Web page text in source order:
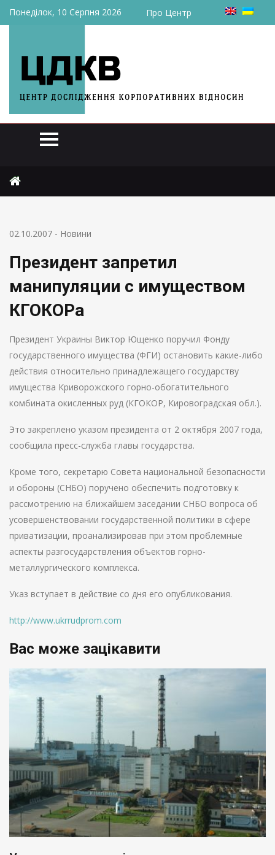
Понеділок, 10 Серпня 2026 Про Центр
Президент запретил манипуляции с имуществом КГОКОРа
02.10.2007 - Новини
Президент запретил
манипуляции с имуществом
КГОКОРа
Президент Украины Виктор Ющенко поручил Фонду
государственного имущества (ФГИ) остановить какие-либо
действия относительно принадлежащего государству
имущества Криворожского горно-обогатительного
комбината окисленных руд (КГОКОР, Кировоградская обл.).
Это закреплено указом президента от 2 октября 2007 года,
сообщила пресс-служба главы государства.
Кроме того, секретарю Совета национальной безопасности
и обороны (СНБО) поручено обеспечить подготовку к
рассмотрению на ближайшем заседании СНБО вопроса об
усовершенствовании государственной политики в сфере
приватизации, проанализировав при этом проблемные
аспекты разгосударствления объектов горно-
металлургического комплекса.
Указ вступает в действие со дня его опубликования.
http://www.ukrrudprom.com
Вас може зацікавити